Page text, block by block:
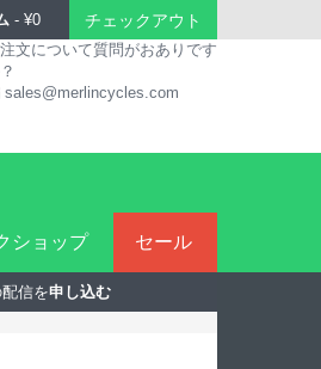
- ¥0 チェックアウト
文について質問がおありです
sales@merlincycles.com
ショップ セール
信を申し込む